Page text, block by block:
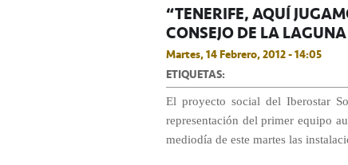
“TENERIFE, AQUÍ
CONSEJO DE LA LAGUNA
Martes, 14 Febrero, 2012 - 14:05
ETIQUETAS:
El proyecto social del Iberostar
representación del primer equipo
mediodía de este martes las